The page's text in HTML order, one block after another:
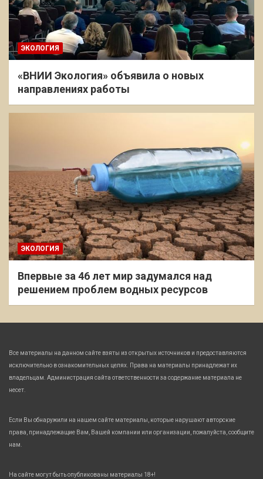
ЭКОЛОГИЯ
«ВНИИ Экология» объявила о новых
направлениях работы
ЭКОЛОГИЯ
Впервые за 46 лет мир задумался над
решением проблем водных ресурсов
Все материалы на данном сайте взяты из открытых источников и предоставляются
исключительно в ознакомительных целях. Права на материалы принадлежат их
владельцам. Администрация сайта ответственности за содержание материала не
несет.
Если Вы обнаружили на нашем сайте материалы, которые нарушают авторские
права, принадлежащие Вам, Вашей компании или организации, пожалуйста, сообщите
нам.
На сайте могут быть опубликованы материалы 18+!